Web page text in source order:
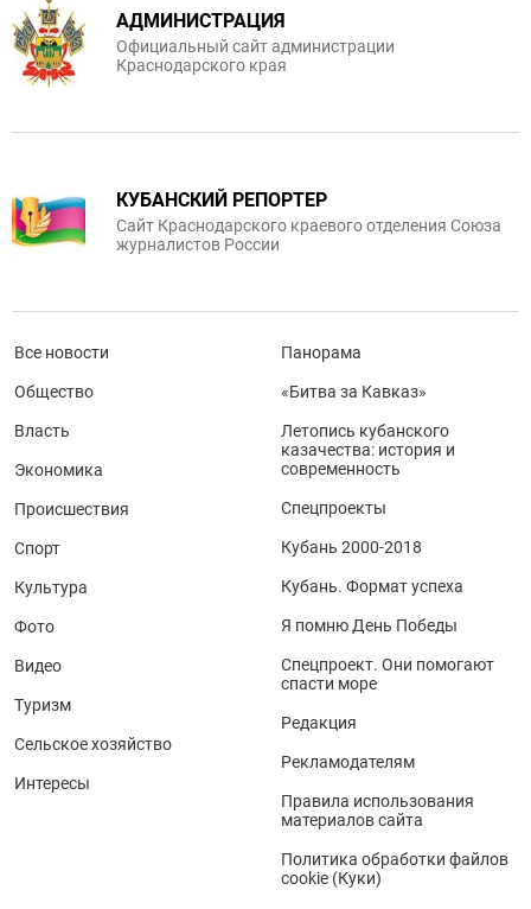
АДМИНИСТРАЦИЯ
Официальный сайт администрации
Краснодарского края
КУБАНСКИЙ РЕПОРТЕР
Сайт Краснодарского краевого отделения Союза
журналистов России
Все новости
Общество
Власть
Экономика
Происшествия
Спорт
Культура
Фото
Видео
Туризм
Сельское хозяйство
Интересы
Панорама
«Битва за Кавказ»
Летопись кубанского
казачества: история и
современность
Спецпроекты
Кубань 2000-2018
Кубань. Формат успеха
Я помню День Победы
Спецпроект. Они помогают
спасти море
Редакция
Рекламодателям
Правила использования
материалов сайта
Политика обработки файлов
cookie (Куки)